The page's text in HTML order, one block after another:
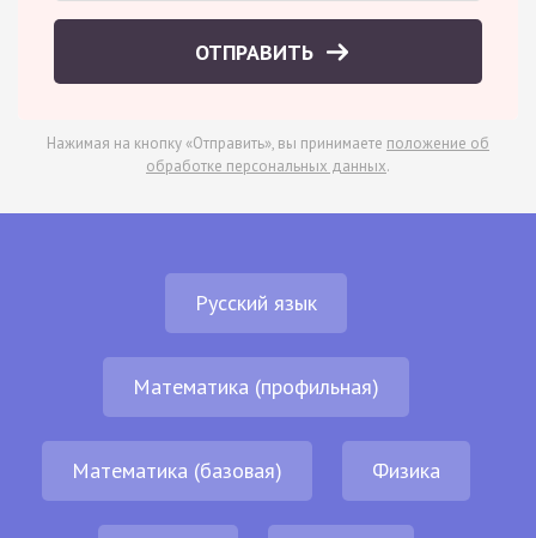
ОТПРАВИТЬ
Нажимая на кнопку «Отправить», вы принимаете положение об
обработке персональных данных.
Русский язык
Математика (профильная)
Математика (базовая) Физика